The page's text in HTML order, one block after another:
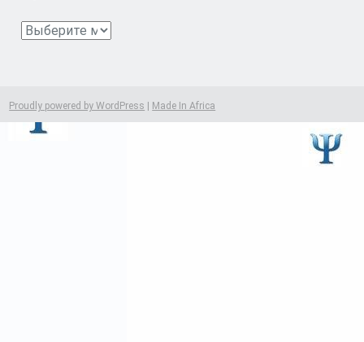
Архивы
Proudly powered by WordPress | Made In Africa